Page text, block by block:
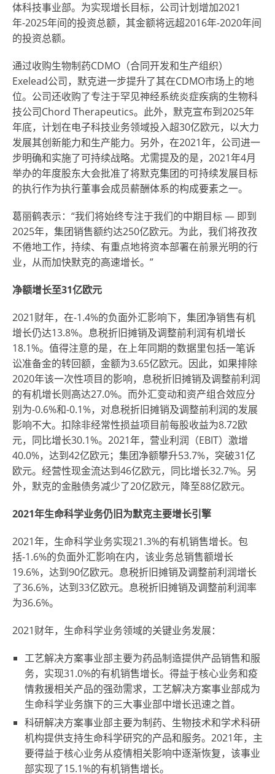
体科技事业部。为实现增长目标，公司计划增加2021
年-2025年间的投资总额，其金额将远超2016年-2020年间
的投资总额。
通过收购生物制药CDMO（合同开发和生产组织）
Exelead公司，默克进一步提升了其在CDMO市场上的地
位。公司还收购了专注于罕见神经系统炎症疾病的生物科
技公司Chord Therapeutics。此外，默克宣布到2025年
年底，计划在电子科技业务领域投入超30亿欧元，以大力
发展其创新能力和生产能力。另外，在2021年，公司进一
步明确和实施了可持续战略。尤需提及的是，2021年4月
举办的年度股东大会批准了将默克集团的可持续发展目标
的执行作为执行董事会成员薪酬体系的构成要素之一。
葛丽鹤表示：“我们将始终专注于我们的中期目标 — 即到
2025年，集团销售额约达250亿欧元。为此，我们将孜孜
不倦地工作，持续、有重点地将资本部署在前景光明的行
业，从而加快默克的高速增长。”
净额增长至31亿欧元
2021财年，在-1.4%的负面外汇影响下，集团净销售有机
增长仍达13.8%。息税折旧摊销及调整前利润有机增长
18.1%。值得注意的是，在上年同期的数据里包括一笔诉
讼准备金的转回额，金额为3.65亿欧元。因此，如果排除
2020年该一次性项目的影响，息税折旧摊销及调整前利润
的有机增长则高达27.0%。而外汇变动和资产组合效应分
别为-0.6%和-0.1%，对息税折旧摊销及调整前利润的发展
影响不大。扣除非经常性损益项目前每股收益为8.72欧
元，同比增长30.1%。2021年，营业利润（EBIT）激增
40.0%，达到42亿欧元；集团净额攀升53.7%，突破31亿
欧元。经营性现金流达到46亿欧元，同比增长32.7%。另
外，默克的金融债务减少了20亿欧元，降至88亿欧元。
2021年生命科学业务仍旧为默克主要增长引擎
2021年，生命科学业务实现21.3%的有机销售增长。包
括-1.6%的负面外汇影响在内，该业务总销售额增长
19.6%，达到90亿欧元。息税折旧摊销及调整前利润增长
了36.6%，达到33亿欧元。息税折旧摊销及调整前利润率
为36.6%。
2021财年，生命科学业务领域的关键业务发展：
工艺解决方案事业部主要为药品制造提供产品销售和服
务，实现31.0%的有机销售增长。得益于核心业务和疫
情救援相关产品的强劲需求，工艺解决方案事业部成为
生命科学业务旗下的三大事业部中增长迅速之首。
科研解决方案事业部主要为制药、生物技术和学术科研
机构提供支持生命科学研究的产品和服务。2021年，主
要得益于核心业务从疫情相关影响中逐渐恢复，该事业
部实现了15.1%的有机销售增长。